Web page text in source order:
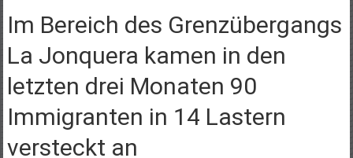
Im Bereich des Grenzübergangs
La Jonquera kamen in den
letzten drei Monaten 90
Immigranten in 14 Lastern
versteckt an